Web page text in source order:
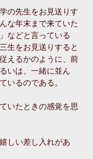
の先生をお見送りす
な年末まで来ていた
などと言っている
生をお見送りすると
えるかのように、前
いは、一緒に並ん
いるのである。
いたときの感覚を思
しい差し入れがあ